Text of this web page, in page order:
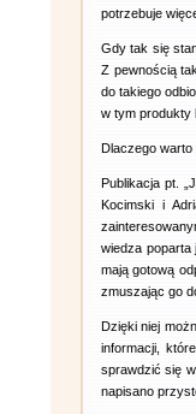
potrzebuje
Gdy tak się
Z pewnością
do takiego
w tym produkty
Dlaczego
Publikacja pt.
Kocimski i
wiedza
mają gotową
zmuszając go
Dzięki niej
informacji,
sprawdzić się
napisano